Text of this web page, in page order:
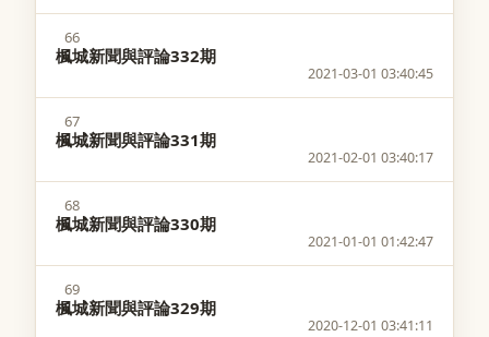
66
楓城新聞與評論332期
2021-03-01 03:40:45
67
楓城新聞與評論331期
2021-02-01 03:40:17
68
楓城新聞與評論330期
2021-01-01 01:42:47
69
楓城新聞與評論329期
2020-12-01 03:41:11